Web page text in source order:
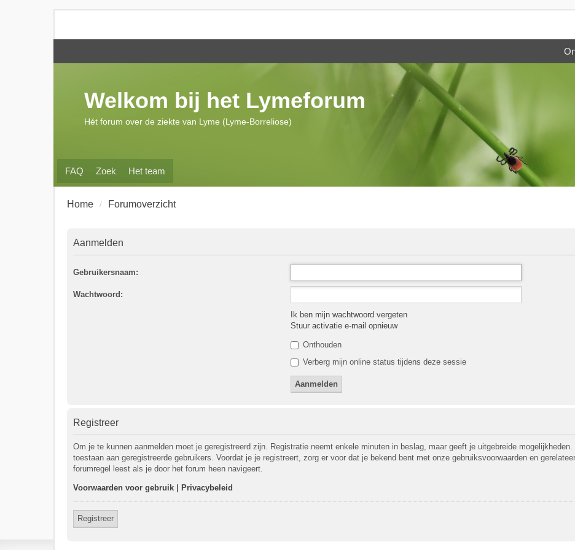
FAQ Zoek Het team
Welkom bij het Lymeforum
Hét forum over de ziekte van Lyme (Lyme-Borreliose)
Home Forumoverzicht
Aanmelden
Gebruikersnaam:
Wachtwoord:
Ik ben mijn wachtwoord vergeten
Stuur activatie e-mail opnieuw
Onthouden
Verberg mijn online status tijdens deze sessie
Registreer
Om je te kunnen aanmelden moet je geregistreerd zijn. Registratie neemt enkele minuten in beslag, maar geeft je uitgebreide
toestaan aan geregistreerde gebruikers. Voordat je je registreert, zorg er voor dat je bekend bent met onze gebruiksvoorwaarden en
forumregel leest als je door het forum heen navigeert.
Voorwaarden voor gebruik Privacybeleid
Registreer